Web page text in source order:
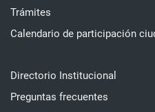
Trámites
Calendario de participación
Directorio Institucional
Preguntas frecuentes